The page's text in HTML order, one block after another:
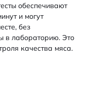
обеспечивают
и могут
без
в лабораторию. Это
качества мяса.